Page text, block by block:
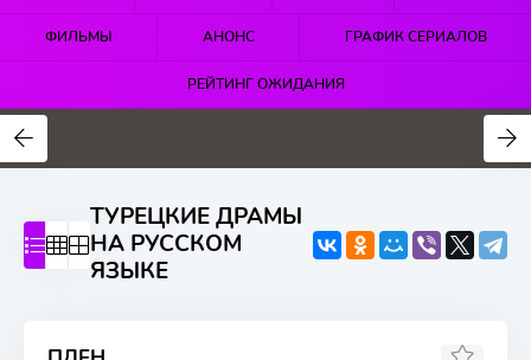
ФИЛЬМЫ АНОНС ГРАФИК СЕРИАЛОВ
РЕЙТИНГ ОЖИДАНИЯ
4.4
ТУРЕЦКИЕ ДРАМЫ
НА РУССКОМ
ЯЗЫКЕ